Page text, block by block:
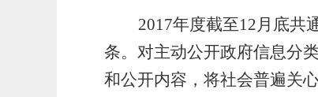
2017年度截至12月底共
条。对主动公开政府信息分
和公开内容，将社会普遍关